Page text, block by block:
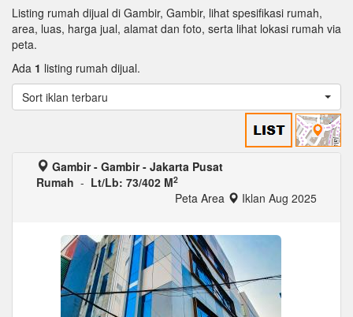
Listing rumah dijual di Gambir, Gambir, lihat spesifikasi rumah,
area, luas, harga jual, alamat dan foto, serta lihat lokasi rumah via
peta.
Ada 1 listing rumah dijual.
Sort iklan terbaru
Gambir - Gambir - Jakarta Pusat
Rumah - Lt/Lb: 73/402 M2
Peta Area Iklan Aug 2025